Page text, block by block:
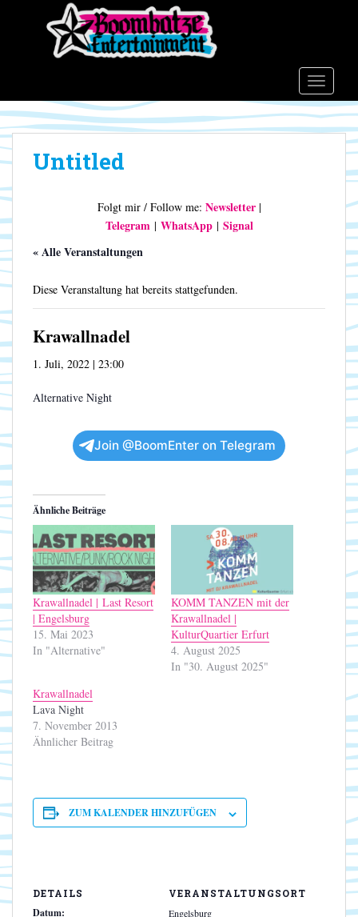
o
m
a
c
t
e
n
Untitled
Folgt mir / Follow me: Newsletter|
Telegram| WhatsApp| Signal
« Alle Veranstaltungen
Diese Veranstaltung hat bereits stattgefunden.
Krawallnadel
1. Juli, 2022 | 23:00
Alternative Night
Join @BoomEnter on Telegram
Ähnliche Beiträge
Krawallnadel | Last Resort
| Engelsburg
15. Mai 2023
In "Alternative"
KOMM TANZEN mit der
Krawallnadel |
KulturQuartier Erfurt
4. August 2025
In "30. August 2025"
Krawallnadel
Lava Night
7. November 2013
Ähnlicher Beitrag
ZUM KALENDER HINZUFÜGEN
DETAILS
Datum:
VERANSTALTUNGSORT
Engelsburg